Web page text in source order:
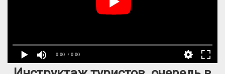
0:00 / 0:00